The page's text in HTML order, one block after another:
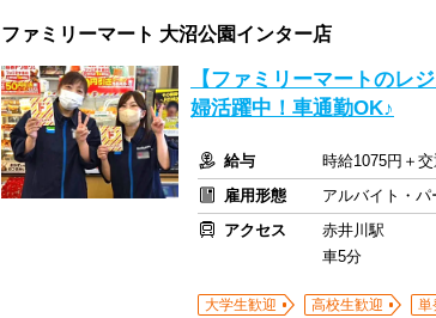
ファミリーマート 大沼公園インター店
【ファミリーマートのレ
婦活躍中！車通勤OK♪
給与
時給1075円＋
雇用形態
アルバイト・パ
アクセス
赤井川駅
車5分
大学生歓迎 高校生歓迎 単